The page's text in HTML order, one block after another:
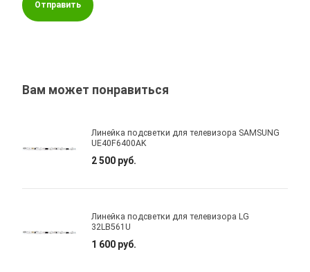
Отправить
Вам может понравиться
Линейка подсветки для телевизора SAMSUNG
UE40F6400AK
2 500 руб.
Линейка подсветки для телевизора LG
32LB561U
1 600 руб.